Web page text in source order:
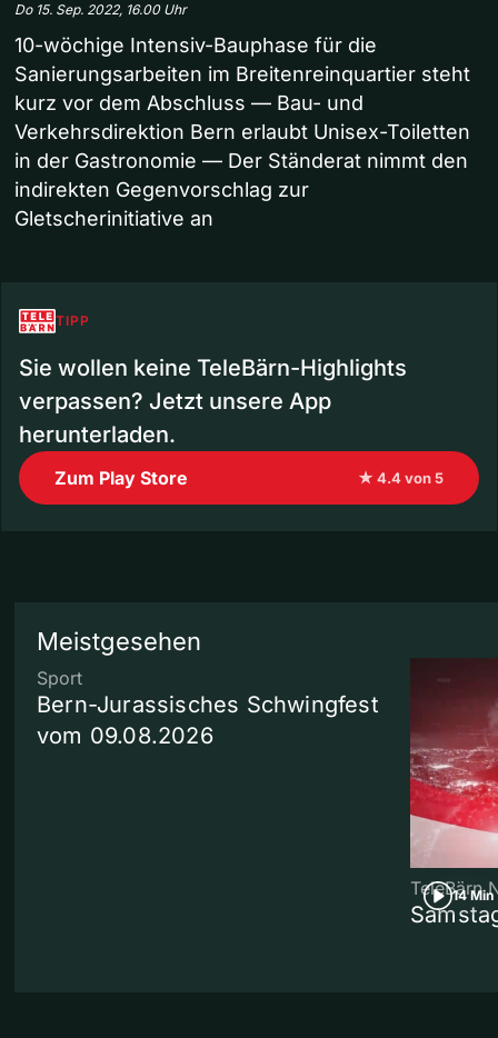
Do 15. Sep. 2022, 16.00 Uhr
10-wöchige Intensiv-Bauphase für die
Sanierungsarbeiten im Breitenreinquartier steht
kurz vor dem Abschluss — Bau- und
Verkehrsdirektion Bern erlaubt Unisex-Toiletten
in der Gastronomie — Der Ständerat nimmt den
indirekten Gegenvorschlag zur
Gletscherinitiative an
TIPP
Sie wollen keine TeleBärn-Highlights
verpassen? Jetzt unsere App
herunterladen.
Zum Play Store ★ 4.4 von 5
Meistgesehen
Sport
Bern-Jurassisches Schwingfest
vom 09.08.2026
14 Min
TeleBärn